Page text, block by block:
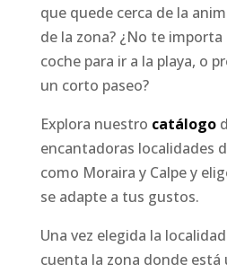
que quede cerca de la
de la zona? ¿No te
coche para ir a la playa, o
un corto paseo?
Explora nuestro catálogo
encantadoras localidades
como Moraira y Calpe y
se adapte a tus gustos.
Una vez elegida la
cuenta la zona donde está